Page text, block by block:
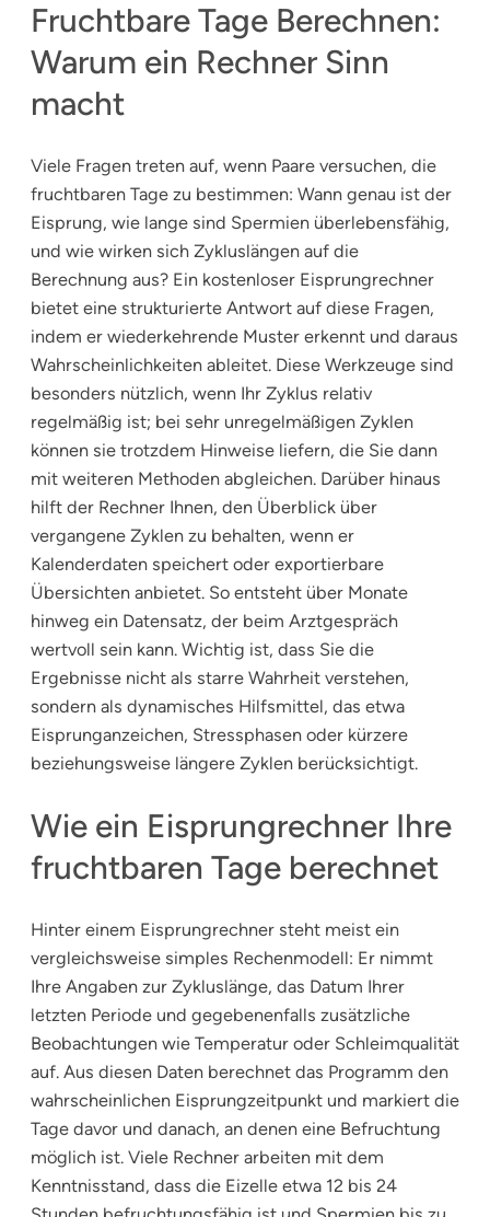
Fruchtbare Tage Berechnen:
Warum ein Rechner Sinn
macht
Viele Fragen treten auf, wenn Paare versuchen, die
fruchtbaren Tage zu bestimmen: Wann genau ist der
Eisprung, wie lange sind Spermien überlebensfähig,
und wie wirken sich Zykluslängen auf die
Berechnung aus? Ein kostenloser Eisprungrechner
bietet eine strukturierte Antwort auf diese Fragen,
indem er wiederkehrende Muster erkennt und daraus
Wahrscheinlichkeiten ableitet. Diese Werkzeuge sind
besonders nützlich, wenn Ihr Zyklus relativ
regelmäßig ist; bei sehr unregelmäßigen Zyklen
können sie trotzdem Hinweise liefern, die Sie dann
mit weiteren Methoden abgleichen. Darüber hinaus
hilft der Rechner Ihnen, den Überblick über
vergangene Zyklen zu behalten, wenn er
Kalenderdaten speichert oder exportierbare
Übersichten anbietet. So entsteht über Monate
hinweg ein Datensatz, der beim Arztgespräch
wertvoll sein kann. Wichtig ist, dass Sie die
Ergebnisse nicht als starre Wahrheit verstehen,
sondern als dynamisches Hilfsmittel, das etwa
Eisprunganzeichen, Stressphasen oder kürzere
beziehungsweise längere Zyklen berücksichtigt.
Wie ein Eisprungrechner Ihre
fruchtbaren Tage berechnet
Hinter einem Eisprungrechner steht meist ein
vergleichsweise simples Rechenmodell: Er nimmt
Ihre Angaben zur Zykluslänge, das Datum Ihrer
letzten Periode und gegebenenfalls zusätzliche
Beobachtungen wie Temperatur oder Schleimqualität
auf. Aus diesen Daten berechnet das Programm den
wahrscheinlichen Eisprungzeitpunkt und markiert die
Tage davor und danach, an denen eine Befruchtung
möglich ist. Viele Rechner arbeiten mit dem
Kenntnisstand, dass die Eizelle etwa 12 bis 24